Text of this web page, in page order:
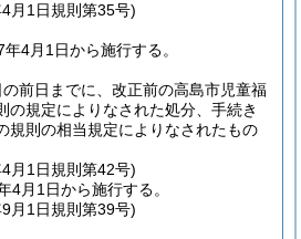
月1日規則第35号)
4月1日から施行する。
前日までに、改正前の高島市児童福
の規定によりなされた処分、手続き
規則の相当規定によりなされたもの
月1日規則第42号)
4月1日から施行する。
月1日規則第39号)